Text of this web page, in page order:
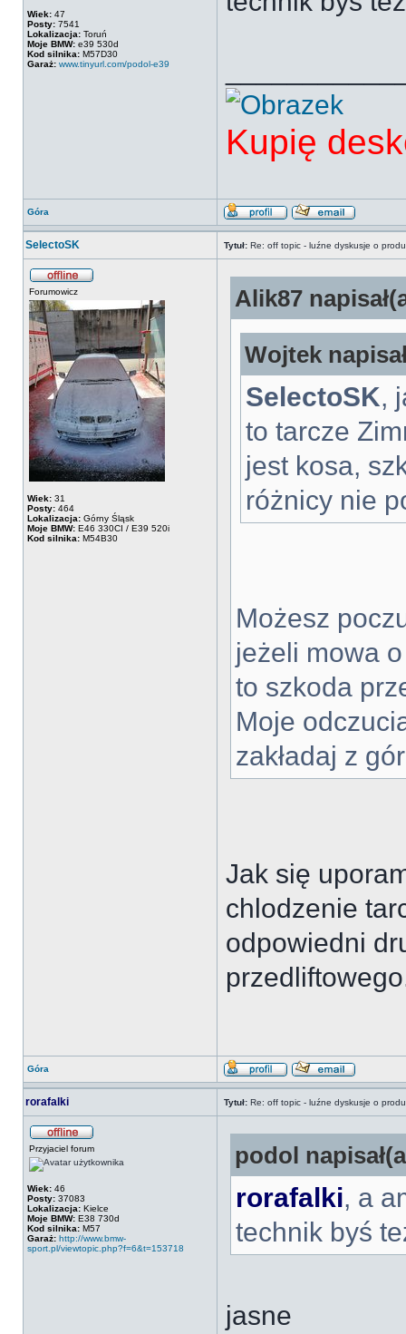
Wiek: 47
Posty: 7541
Lokalizacja: Toruń
Moje BMW: e39 530d
Kod silnika: M57D30
Garaż: www.tinyurl.com/podol-e39
Kupię
Góra
SelectoSK Tytuł: Re: off topic - luźne dyskusje o
Forumowicz
Wiek: 31
Posty: 464
Lokalizacja: Górny Śląsk
Moje BMW: E46 330CI / E39 520i
Kod silnika: M54B30
Alik87
Wojtek
SelectoSK,
to tarcze
jest kosa,
różnicy nie
Możesz
jeżeli mowa
to szkoda
Moje
zakładaj z
Jak się
chlodzenie
odpowiedni
Góra
rorafalki Tytuł: Re: off topic - luźne dyskusje o
Przyjaciel forum
Wiek: 46
Posty: 37083
Lokalizacja: Kielce
Moje BMW: E38 730d
Kod silnika: M57
Garaż: http://www.bmw-
sport.pl/viewtopic.php?f=6&t=153718
podol
rorafalki, a
technik byś
jasne